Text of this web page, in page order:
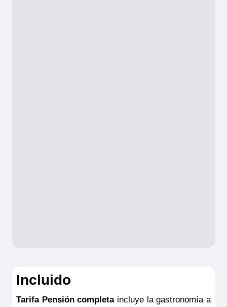
Incluido
Tarifa Pensión completaincluye la gastronomía a